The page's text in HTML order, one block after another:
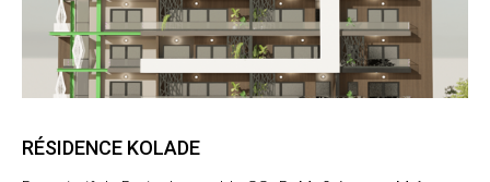
RÉSIDENCE KOLADE